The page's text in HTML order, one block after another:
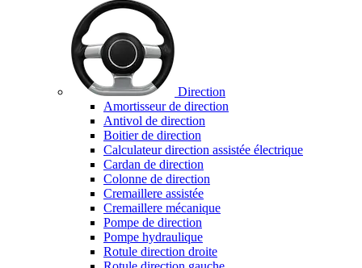
Direction
Amortisseur de direction
Antivol de direction
Boitier de direction
Calculateur direction assistée électrique
Cardan de direction
Colonne de direction
Cremaillere assistée
Cremaillere mécanique
Pompe de direction
Pompe hydraulique
Rotule direction droite